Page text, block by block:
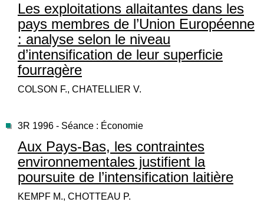
Les exploitations allaitantes dans les
pays membres de l’Union Européenne
: analyse selon le niveau
d’intensification de leur superficie
fourragère
COLSON F., CHATELLIER V.
3R 1996 - Séance : Économie
Aux Pays-Bas, les contraintes
environnementales justifient la
poursuite de l’intensification laitière
KEMPF M., CHOTTEAU P.